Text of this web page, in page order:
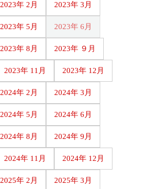
2023年 2月 2023年 3月
2023年 5月 2023年 6月
2023年 8月 2023年 ９月
2023年 11月 2023年 12月
2024年 2月 2024年 3月
2024年 5月 2024年 6月
2024年 8月 2024年 9月
2024年 11月 2024年 12月
2025年 2月 2025年 3月